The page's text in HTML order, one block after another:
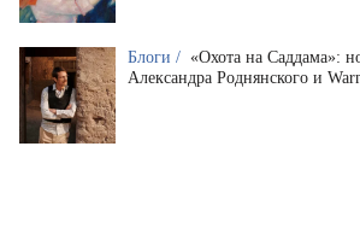
Блоги / «Охота на Саддама»:
Александра Роднянского и